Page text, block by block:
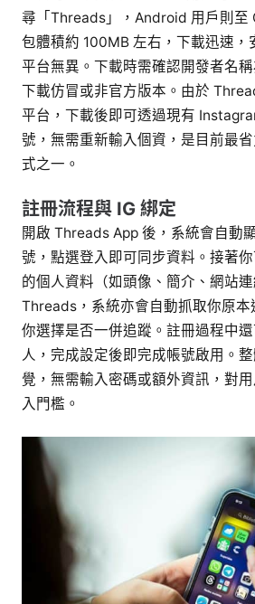
尋「Threads」，Android 用戶則至
包體積約 100MB 左右，下載迅速，
平台無異。下載時需確認開發者名
下載仿冒或非官方版本。由於
平台，下載後即可透過現有
號，無需重新輸入個資，是目前最
式之一。
註冊流程與 IG 綁定
開啟 Threads App 後，系統會自動
號，點選登入即可同步資料。接著
的個人資料（如頭像、簡介、網站
Threads，系統亦會自動抓取你原本
你選擇是否一併追蹤。註冊過程中
人，完成設定後即完成帳號啟用。
覺，無需輸入密碼或額外資訊，對
入門檻。